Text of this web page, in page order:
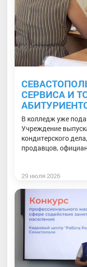
СЕРВИСА И
В колледж уже
Учреждение
кондитерского
продавцов,
29 июля 2026